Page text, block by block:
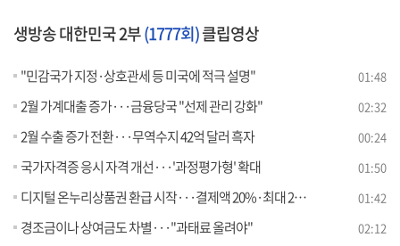
생방송 대한민국 2부(1777회)클립영상
"민감국가 지정·상호관세 등 미국에 적극 설명" 01:48
2월 가계대출 증가···금융당국 "선제 관리 강화" 02:32
2월 수출 증가 전환···무역수지 42억 달러 흑자 00:24
국가자격증 응시 자격 개선···'과정평가형' 확대 01:50
디지털 온누리상품권 환급 시작···결제액 20%·최대 2만 원 01:42
경조금이나 상여금도 차별···"과태료 올려야" 02:12